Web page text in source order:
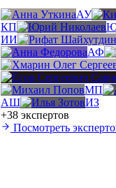
АУ
КП
ИИ
АФ
МП
АШ
ИЗ
+38 экспертов
Посмотреть